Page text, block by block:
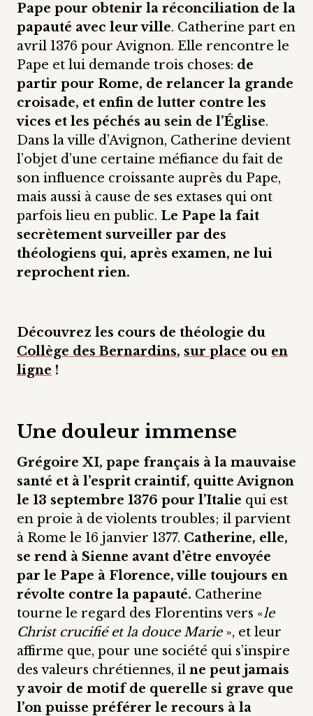
Pape pour obtenir la réconciliation de la
papauté avec leur ville. Catherine part en
avril 1376 pour Avignon. Elle rencontre le
Pape et lui demande trois choses: de
partir pour Rome, de relancer la grande
croisade, et enfin de lutter contre les
vices et les péchés au sein de l’Église.
Dans la ville d’Avignon, Catherine devient
l’objet d’une certaine méfiance du fait de
son influence croissante auprès du Pape,
mais aussi à cause de ses extases qui ont
parfois lieu en public. Le Pape la fait
secrètement surveiller par des
théologiens qui, après examen, ne lui
reprochent rien.
Découvrez les cours de théologie du
Collège des Bernardins, sur place ou en
ligne !
Une douleur immense
Grégoire XI, pape français à la mauvaise
santé et à l’esprit craintif, quitte Avignon
le 13 septembre 1376 pour l’Italie qui est
en proie à de violents troubles; il parvient
à Rome le 16 janvier 1377. Catherine, elle,
se rend à Sienne avant d’être envoyée
par le Pape à Florence, ville toujours en
révolte contre la papauté. Catherine
tourne le regard des Florentins vers «le
Christ crucifié et la douce Marie», et leur
affirme que, pour une société qui s’inspire
des valeurs chrétiennes, il ne peut jamais
y avoir de motif de querelle si grave que
l’on puisse préférer le recours à la